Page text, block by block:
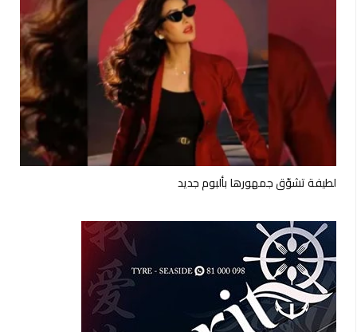
لطيفة تشوّق جمهورها بألبوم جديد